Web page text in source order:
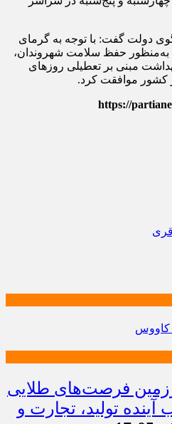
دولت گفت: با توجه به گرمای
به‌منظور حفظ سلامت شهروندان،
مبنی بر تعطیلی روزهای
کشور موافقت کرد.
https://
کاووس
فرصت‌های طلایی
تولید، تجارت و